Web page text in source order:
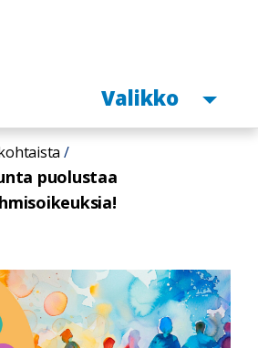
Avaa
Valikko
puolustaa